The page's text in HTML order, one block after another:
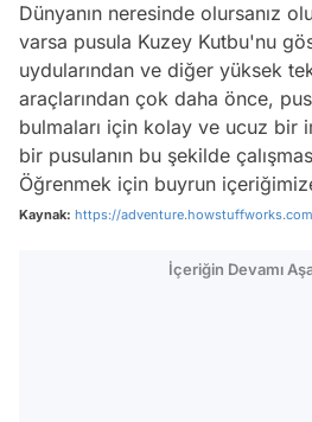
Dünyanın neresinde olursanız
varsa pusula Kuzey Kutbu'nu
uydularından ve diğer yüksek
araçlarından çok daha önce,
bulmaları için kolay ve ucuz bir
bir pusulanın bu şekilde
Öğrenmek için buyrun
Kaynak: https://
İçeriğin Devamı